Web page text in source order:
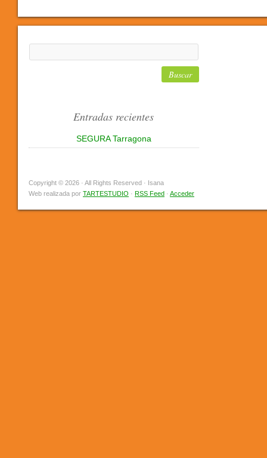
Entradas recientes
SEGURA Tarragona
Copyright © 2026 · All Rights Reserved · Isana
Web realizada por TARTESTUDIO · RSS Feed · Acceder